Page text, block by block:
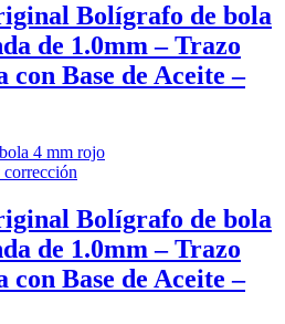
Bolígrafo de bola
de 1.0mm – Trazo
con Base de Aceite –
Bolígrafo de bola
de 1.0mm – Trazo
con Base de Aceite –